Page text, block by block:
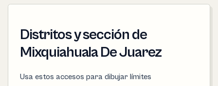
Distritos y sección de
Mixquiahuala De Juarez
Usa estos accesos para dibujar límites